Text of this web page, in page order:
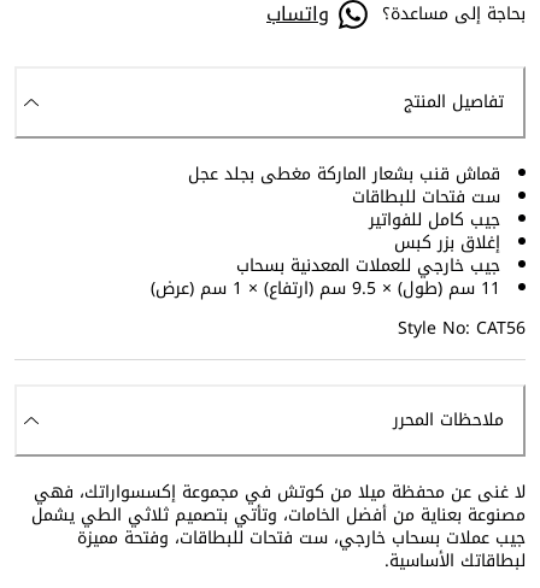
بحاجة إلى مساعدة؟ واتساب
تفاصيل المنتج
قماش قنب بشعار الماركة مغطى بجلد عجل
ست فتحات للبطاقات
جيب كامل للفواتير
إغلاق بزر كبس
جيب خارجي للعملات المعدنية بسحاب
11 سم (طول) × 9.5 سم (ارتفاع) × 1 سم (عرض)
Style No: CAT56
ملاحظات المحرر
لا غنى عن محفظة ميلا من كوتش في مجموعة إكسسواراتك، فهي
مصنوعة بعناية من أفضل الخامات، وتأتي بتصميم ثلاثي الطي يشمل
جيب عملات بسحاب خارجي، ست فتحات للبطاقات، وفتحة مميزة
لبطاقاتك الأساسية.